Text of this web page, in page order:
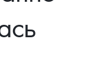
платины на